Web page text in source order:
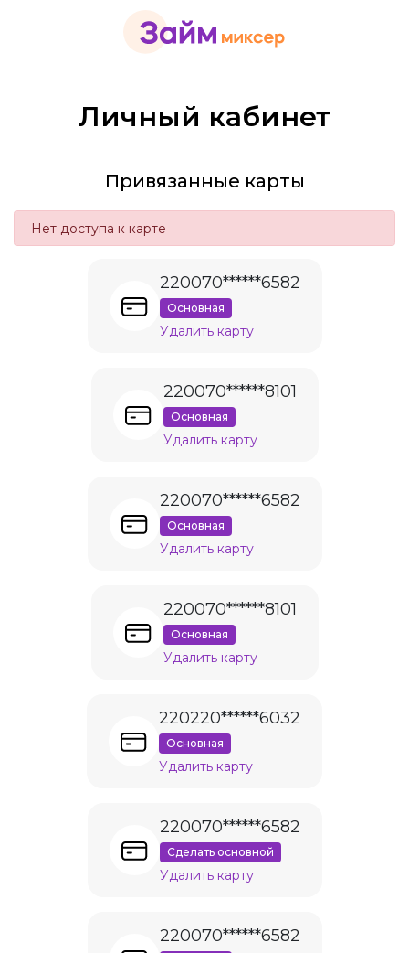
Личный кабинет
Привязанные карты
Нет доступа к карте
220070******6582
Основная
Удалить карту
220070******8101
Основная
Удалить карту
220070******6582
Основная
Удалить карту
220070******8101
Основная
Удалить карту
220220******6032
Основная
Удалить карту
220070******6582
Сделать основной
Удалить карту
220070******6582